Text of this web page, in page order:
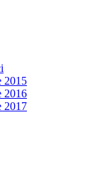
2015
2016
2017